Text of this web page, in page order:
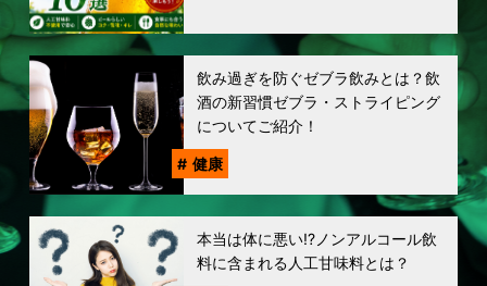
飲み過ぎを防ぐゼブラ飲みとは？飲
酒の新習慣ゼブラ・ストライピング
についてご紹介！
健康
本当は体に悪い!?ノンアルコール飲
料に含まれる人工甘味料とは？